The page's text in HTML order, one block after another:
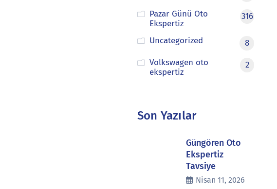
Pazar Günü Oto
Ekspertiz
316
Uncategorized
8
Volkswagen oto
ekspertiz
2
Son Yazılar
Güngören Oto
Ekspertiz
Tavsiye
Nisan 11, 2026